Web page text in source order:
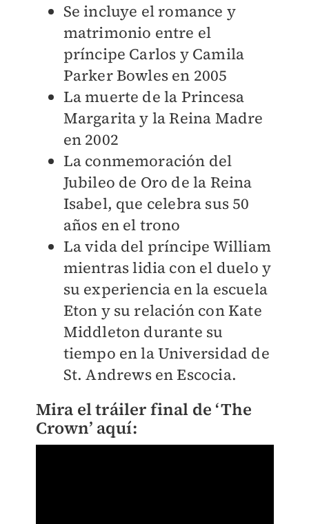
Se incluye el romance y
matrimonio entre el
príncipe Carlos y Camila
Parker Bowles en 2005
La muerte de la Princesa
Margarita y la Reina Madre
en 2002
La conmemoración del
Jubileo de Oro de la Reina
Isabel, que celebra sus 50
años en el trono
La vida del príncipe William
mientras lidia con el duelo y
su experiencia en la escuela
Eton y su relación con Kate
Middleton durante su
tiempo en la Universidad de
St. Andrews en Escocia.
Mira el tráiler final de ‘The
Crown’ aquí: